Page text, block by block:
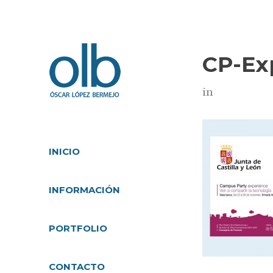
INICIO
INFORMACIÓN
PORTFOLIO
CONTACTO
CP-
in